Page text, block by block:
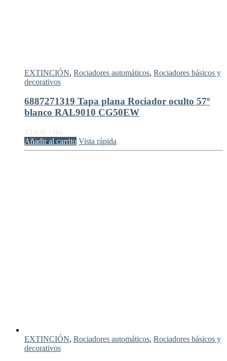
EXTINCIÓN, Rociadores automáticos, Rociadores básicos y
decorativos
6887271319 Tapa plana Rociador oculto 57º
blanco RAL9010 CG50EW
12,03€ + IVA
Añadir al carrito Vista rápida
EXTINCIÓN, Rociadores automáticos, Rociadores básicos y
decorativos